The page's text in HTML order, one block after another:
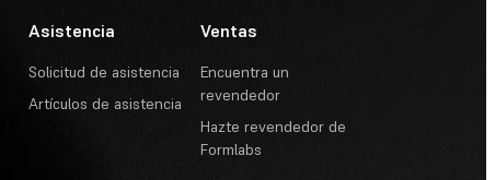
Asistencia
Solicitud de asistencia
Artículos de asistencia
Ventas
Encuentra un
revendedor
Hazte revendedor de
Formlabs